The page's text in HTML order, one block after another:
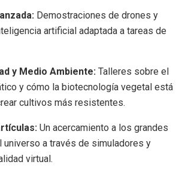
Demostraciones de drones y
artificial adaptada a tareas de
y Medio Ambiente: Talleres sobre el
y cómo la biotecnología vegetal está
cultivos más resistentes.
Un acercamiento a los grandes
a través de simuladores y
virtual.